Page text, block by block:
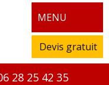
MENU
Devis gratuit
28 25 42 35